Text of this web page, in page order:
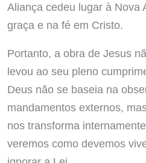
Aliança cedeu lugar à Nova
graça e na fé em Cristo.
Portanto, a obra de Jesus
levou ao seu pleno
Deus não se baseia na
mandamentos externos,
nos transforma
veremos como devemos